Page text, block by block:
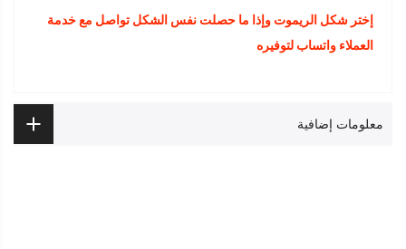
إختر شكل الريموت وإذا ما حصلت نفس الشكل تواصل مع خدمة
العملاء واتساب لتوفيره
معلومات إضافية